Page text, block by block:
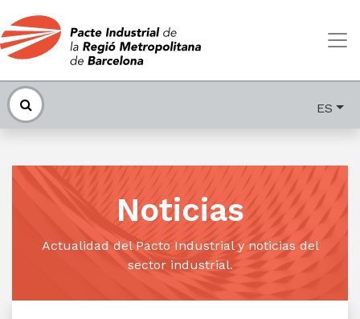
ES
Noticias
Actualidad del Pacto Industrial y noticias del
sector industrial.